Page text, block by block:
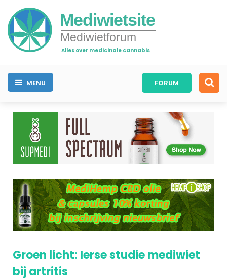
Mediwietsite
Mediwietforum
Alles over medicinale cannabis
MENU FORUM
Groen licht: Ierse studie mediwiet
bij artritis